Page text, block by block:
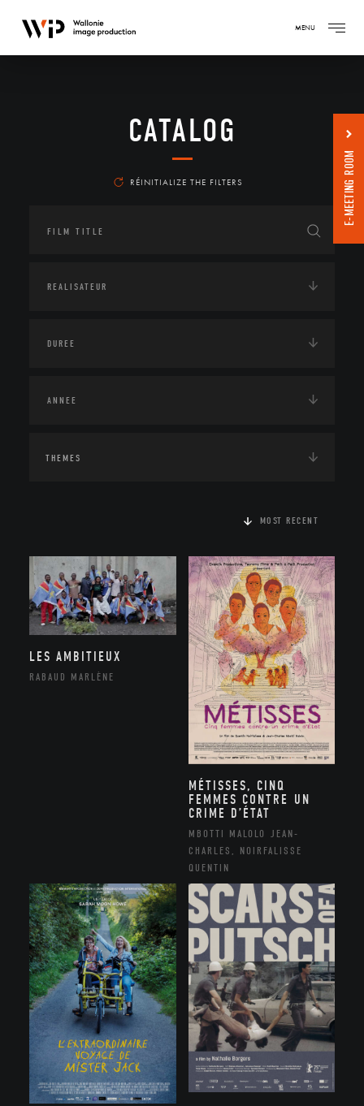
MENU
CATALOG
RÉINITIALIZE THE FILTERS
THEMES
MOST RECENT
LES AMBITIEUX
RABAUD MARLÈNE
MÉTISSES, CINQ
FEMMES CONTRE UN
CRIME D’ÉTAT
MBOTTI MALOLO JEAN-
CHARLES, NOIRFALISSE
QUENTIN
E-MEETING ROOM